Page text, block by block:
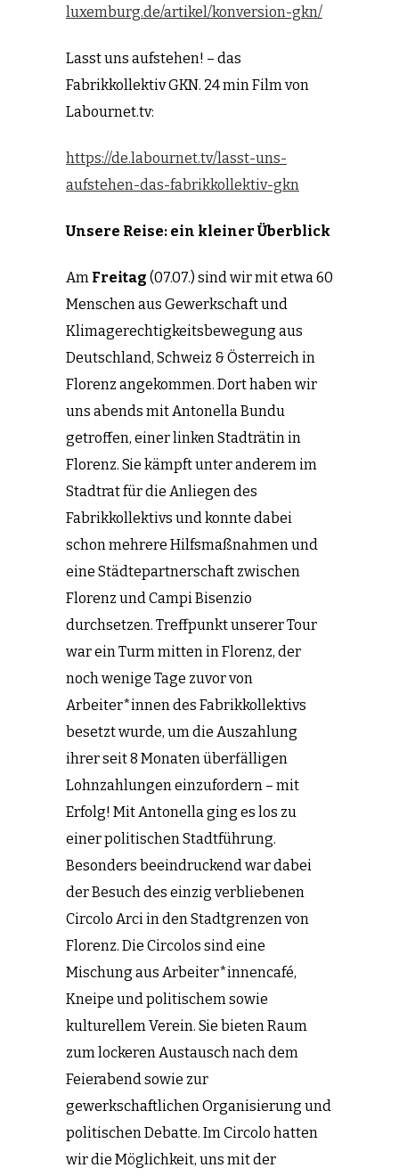
luxemburg.de/artikel/konversion-gkn/
Lasst uns aufstehen! – das
Fabrikkollektiv GKN. 24 min Film von
Labournet.tv:
https://de.labournet.tv/lasst-uns-
aufstehen-das-fabrikkollektiv-gkn
Unsere Reise: ein kleiner Überblick
Am Freitag (07.07.) sind wir mit etwa 60
Menschen aus Gewerkschaft und
Klimagerechtigkeitsbewegung aus
Deutschland, Schweiz & Österreich in
Florenz angekommen. Dort haben wir
uns abends mit Antonella Bundu
getroffen, einer linken Stadträtin in
Florenz. Sie kämpft unter anderem im
Stadtrat für die Anliegen des
Fabrikkollektivs und konnte dabei
schon mehrere Hilfsmaßnahmen und
eine Städtepartnerschaft zwischen
Florenz und Campi Bisenzio
durchsetzen. Treffpunkt unserer Tour
war ein Turm mitten in Florenz, der
noch wenige Tage zuvor von
Arbeiter*innen des Fabrikkollektivs
besetzt wurde, um die Auszahlung
ihrer seit 8 Monaten überfälligen
Lohnzahlungen einzufordern – mit
Erfolg! Mit Antonella ging es los zu
einer politischen Stadtführung.
Besonders beeindruckend war dabei
der Besuch des einzig verbliebenen
Circolo Arci in den Stadtgrenzen von
Florenz. Die Circolos sind eine
Mischung aus Arbeiter*innencafé,
Kneipe und politischem sowie
kulturellem Verein. Sie bieten Raum
zum lockeren Austausch nach dem
Feierabend sowie zur
gewerkschaftlichen Organisierung und
politischen Debatte. Im Circolo hatten
wir die Möglichkeit, uns mit der